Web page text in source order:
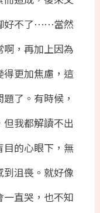
好不了⋯⋯當然
，再加上因為
得更加焦慮，這
了。有時候，
我都解讀不出
目的心眼下，無
沮喪。就好像
直哭，也不知